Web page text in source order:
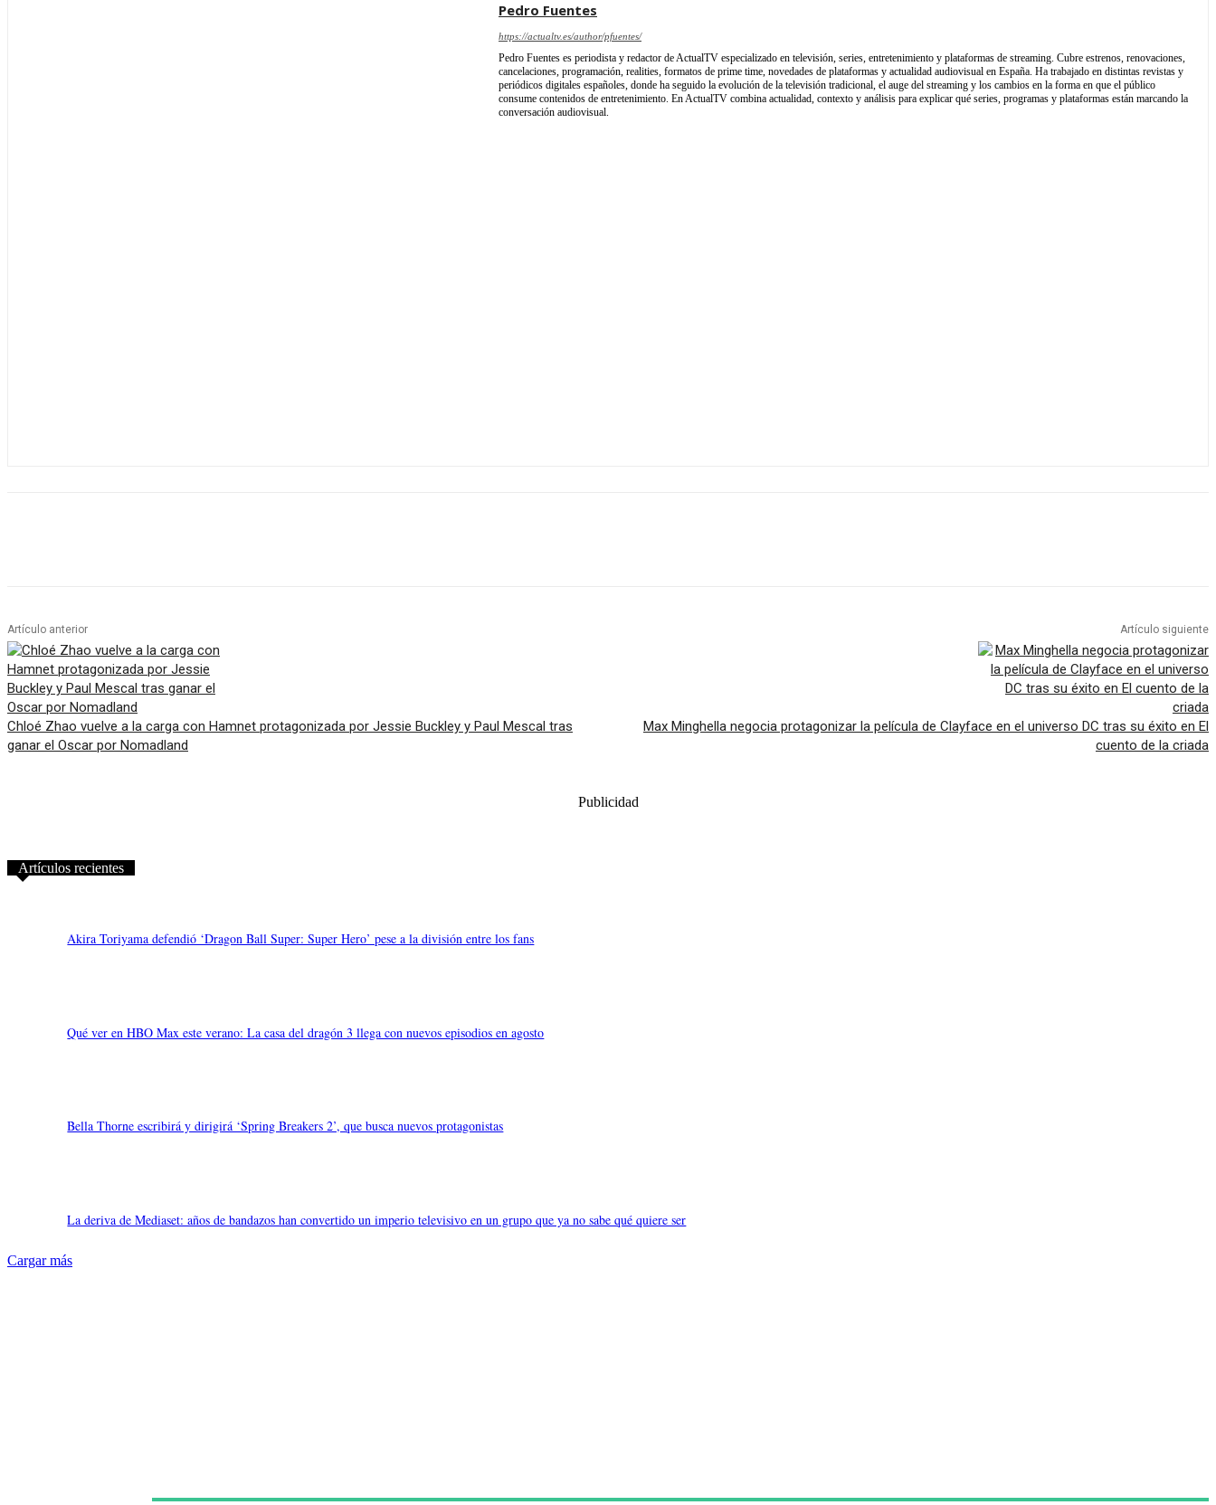
Pedro Fuentes
https://actualtv.es/author/pfuentes/
Pedro Fuentes es periodista y redactor de ActualTV especializado en televisión, series, entretenimiento y plataformas de streaming. Cubre estrenos, renovaciones,
cancelaciones, programación, realities, formatos de prime time, novedades de plataformas y actualidad audiovisual en España. Ha trabajado en distintas revistas y
periódicos digitales españoles, donde ha seguido la evolución de la televisión tradicional, el auge del streaming y los cambios en la forma en que el público
consume contenidos de entretenimiento. En ActualTV combina actualidad, contexto y análisis para explicar qué series, programas y plataformas están marcando la
conversación audiovisual.
Artículo anterior
Chloé Zhao vuelve a la carga con Hamnet protagonizada por Jessie Buckley y Paul Mescal tras
ganar el Oscar por Nomadland
Artículo siguiente
Max Minghella negocia protagonizar la película de Clayface en el universo DC tras su éxito en El
cuento de la criada
Publicidad
Artículos recientes
Akira Toriyama defendió ‘Dragon Ball Super: Super Hero’ pese a la división entre los fans
Qué ver en HBO Max este verano: La casa del dragón 3 llega con nuevos episodios en agosto
Bella Thorne escribirá y dirigirá ‘Spring Breakers 2’, que busca nuevos protagonistas
La deriva de Mediaset: años de bandazos han convertido un imperio televisivo en un grupo que ya no sabe qué quiere ser
Cargar más